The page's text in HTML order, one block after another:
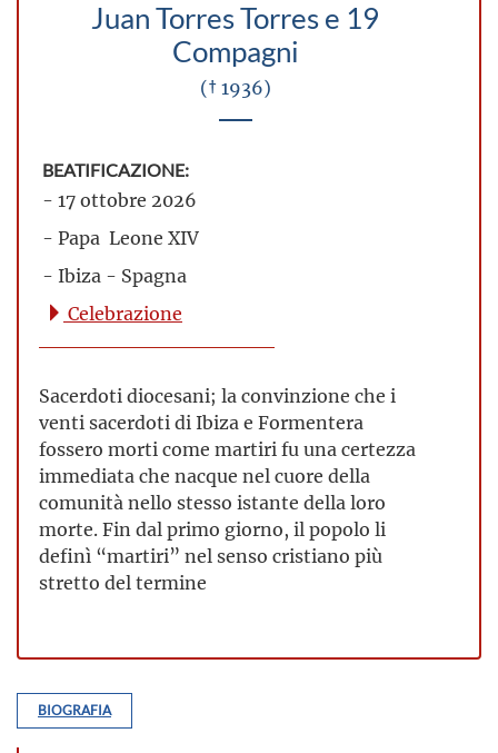
Juan Torres Torres e 19
Compagni
(† 1936)
BEATIFICAZIONE:
- 17 ottobre 2026
- Papa Leone XIV
- Ibiza - Spagna
Celebrazione
Sacerdoti diocesani; la convinzione che i
venti sacerdoti di Ibiza e Formentera
fossero morti come martiri fu una certezza
immediata che nacque nel cuore della
comunità nello stesso istante della loro
morte. Fin dal primo giorno, il popolo li
definì “martiri” nel senso cristiano più
stretto del termine
BIOGRAFIA